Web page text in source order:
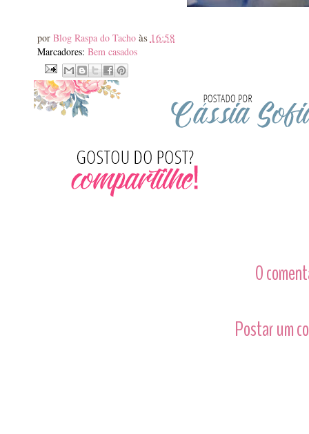
por Blog Raspa do Tacho às 16:58
Marcadores: Bem casados
0
Postar um